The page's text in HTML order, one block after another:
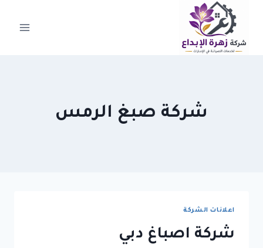
التجاوز
المحتوى
شركة صبغ الرمس
اعلانات الشركة
شركة اصباغ دبي